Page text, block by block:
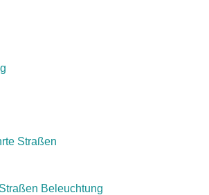
Straßen
Beleuchtung